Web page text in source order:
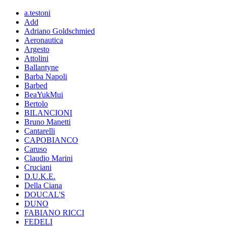
a.testoni
Add
Adriano Goldschmied
Aeronautica
Argesto
Attolini
Ballantyne
Barba Napoli
Barbed
BeaYukMui
Bertolo
BILANCIONI
Bruno Manetti
Cantarelli
CAPOBIANCO
Caruso
Claudio Marini
Cruciani
D.U.K.E.
Della Ciana
DOUCAL'S
DUNO
FABIANO RICCI
FEDELI